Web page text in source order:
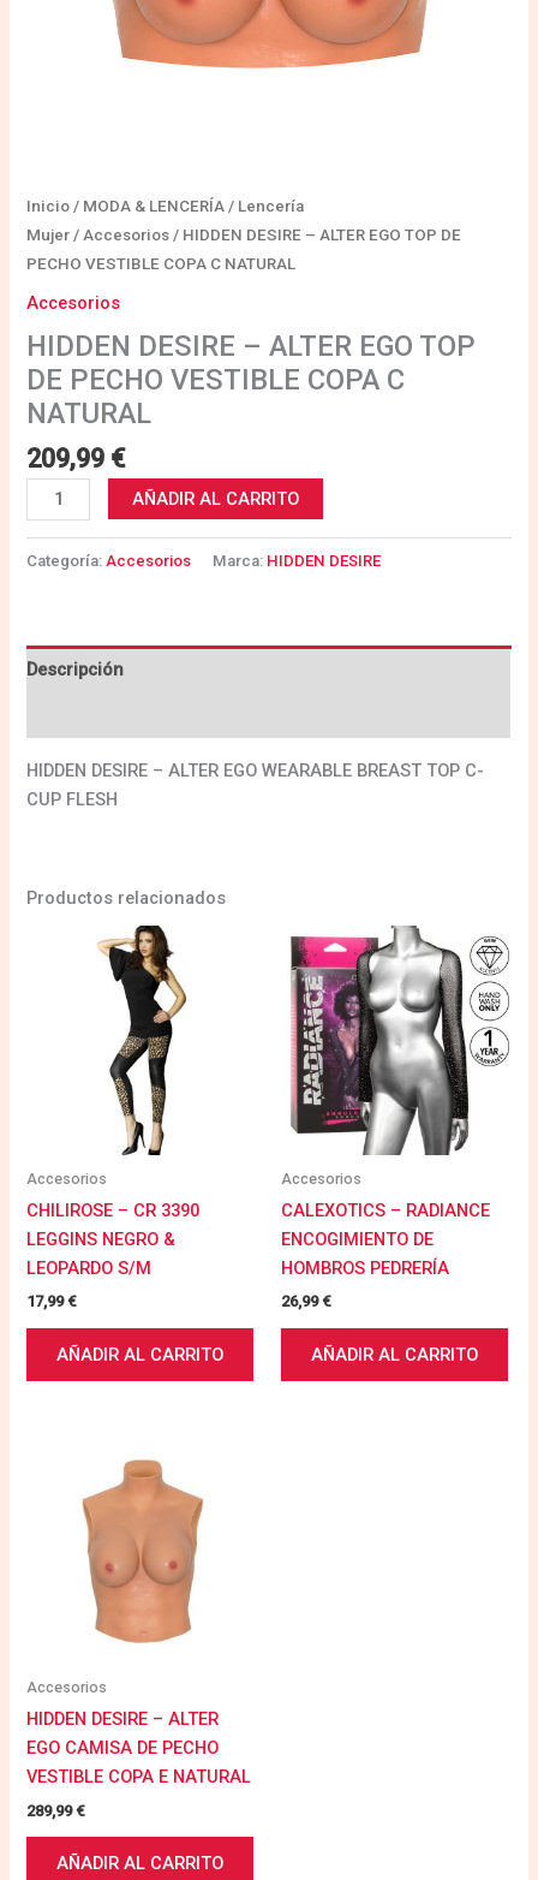
Inicio / MODA & LENCERÍA / Lencería
Mujer / Accesorios / HIDDEN DESIRE – ALTER EGO TOP DE
PECHO VESTIBLE COPA C NATURAL
Accesorios
HIDDEN DESIRE – ALTER EGO TOP
DE PECHO VESTIBLE COPA C
NATURAL
209,99 €
AÑADIR AL CARRITO
Categoría:Accesorios Marca: HIDDEN DESIRE
Descripción
HIDDEN DESIRE – ALTER EGO WEARABLE BREAST TOP C-
CUP FLESH
Productos relacionados
Accesorios
CHILIROSE – CR 3390
LEGGINS NEGRO &
LEOPARDO S/M
17,99€
AÑADIR AL CARRITO
Accesorios
CALEXOTICS – RADIANCE
ENCOGIMIENTO DE
HOMBROS PEDRERÍA
26,99€
AÑADIR AL CARRITO
Accesorios
HIDDEN DESIRE – ALTER
EGO CAMISA DE PECHO
VESTIBLE COPA E NATURAL
289,99€
AÑADIR AL CARRITO